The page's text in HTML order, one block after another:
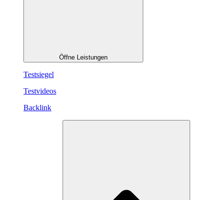
Öffne Leistungen
Testsiegel
Testvideos
Backlink